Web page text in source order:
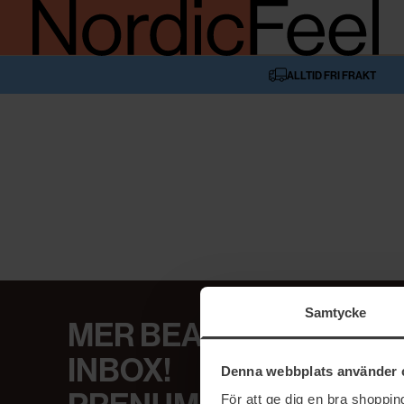
Samtycke
Denna webbplats använder
För att ge dig en bra
ALLTID FRI FRAKT
MER BEAUTY I DIN
INBOX!